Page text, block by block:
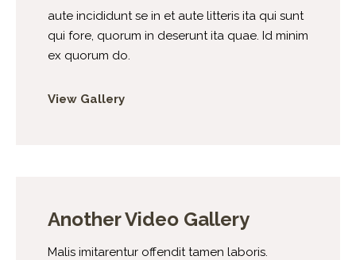
aute incididunt se in et aute litteris ita qui sunt
qui fore, quorum in deserunt ita quae. Id minim
ex quorum do.
View Gallery
Another Video Gallery
Malis imitarentur offendit tamen laboris.